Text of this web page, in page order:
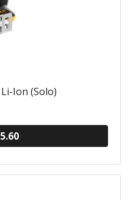
Ion (Solo)